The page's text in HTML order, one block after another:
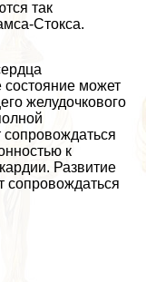
так
Стокса.
состояние может
желудочкового
к
Развитие
сопровождаться